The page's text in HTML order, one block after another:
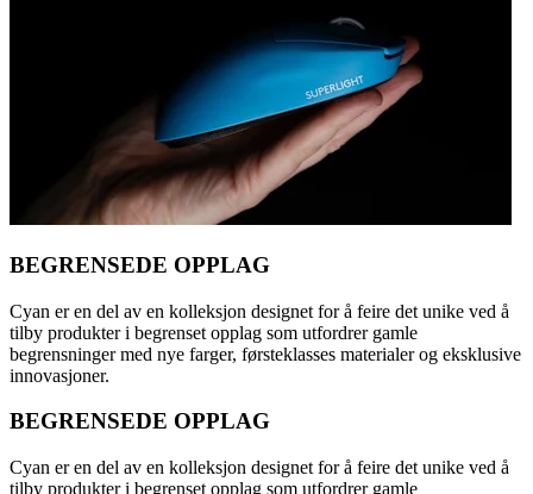
BEGRENSEDE OPPLAG
Cyan er en del av en kolleksjon designet for å feire det unike ved å
tilby produkter i begrenset opplag som utfordrer gamle
begrensninger med nye farger, førsteklasses materialer og eksklusive
innovasjoner.
BEGRENSEDE OPPLAG
Cyan er en del av en kolleksjon designet for å feire det unike ved å
tilby produkter i begrenset opplag som utfordrer gamle